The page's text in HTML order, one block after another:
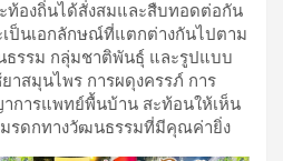
ท้องถิ่นได้สั่งสมและสืบทอดต่อกัน
ป็นเอกลักษณ์ที่แตกต่างกันไปตาม
รรม กลุ่มชาติพันธุ์ และรูปแบบ
าสมุนไพร การผดุงครรภ์ การ
การแพทย์พื้นบ้าน สะท้อนให้เห็น
มรดกทางวัฒนธรรมที่มีคุณค่ายิ่ง